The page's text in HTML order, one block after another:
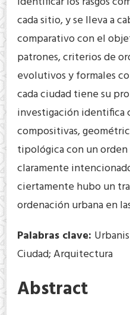
cada sitio, y se lleva a
comparativo con el
patrones, criterios de
evolutivos y formales
cada ciudad tiene su
investigación identifica
compositivas,
tipológica con un
claramente
ciertamente hubo un
ordenación urbana en
Palabras clave:
Ciudad; Arquitectura
Abstract